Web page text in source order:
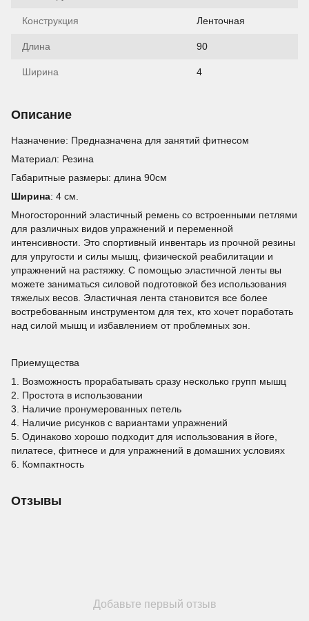
Конструкция Ленточная
Длина 90
Ширина 4
Описание
Назначение: Предназначена для занятий фитнесом
Материал: Резина
Габаритные размеры: длина 90см
Ширина: 4 см.
Многосторонний эластичный ремень со встроенными петлями
для различных видов упражнений и переменной
интенсивности. Это спортивный инвентарь из прочной резины
для упругости и силы мышц, физической реабилитации и
упражнений на растяжку. С помощью эластичной ленты вы
можете заниматься силовой подготовкой без использования
тяжелых весов. Эластичная лента становится все более
востребованным инструментом для тех, кто хочет поработать
над силой мышц и избавлением от проблемных зон.
Приемущества
1. Возможность прорабатывать сразу несколько групп мышц
2. Простота в использовании
3. Наличие пронумерованных петель
4. Наличие рисунков с вариантами упражнений
5. Одинаково хорошо подходит для использования в йоге,
пилатесе, фитнесе и для упражнений в домашних условиях
6. Компактность
Отзывы
Добавьте первый отзыв